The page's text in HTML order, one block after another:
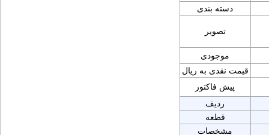
دسته بندی
تصویر
موجودی
قیمت نقدی به ریال
پیش فاکتور
ردیف
قطعه
مشخصات